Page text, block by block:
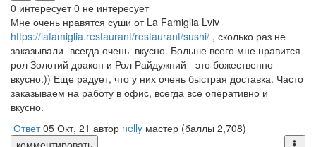
0 интересует 0 не интересует
Мне очень нравятся суши от La Famiglia Lviv
https://lafamiglia.restaurant/restaurant/sushi/ , сколько раз не
заказывали -всегда очень вкусно. Больше всего мне нравится
рол Золотий дракон и Рол Райдужний - это божественно
вкусно.)) Еще радует, что у них очень быстрая доставка. Часто
заказываем на работу в офис, всегда все оперативно и
вкусно.
Ответ 05 Окт, 21 автор nelly мастер (баллы 2,708)
комментировать